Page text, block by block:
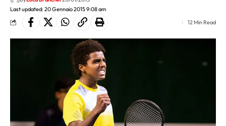
Last updated: 20 Gennaio 2015 9:08 am
12 Min Read